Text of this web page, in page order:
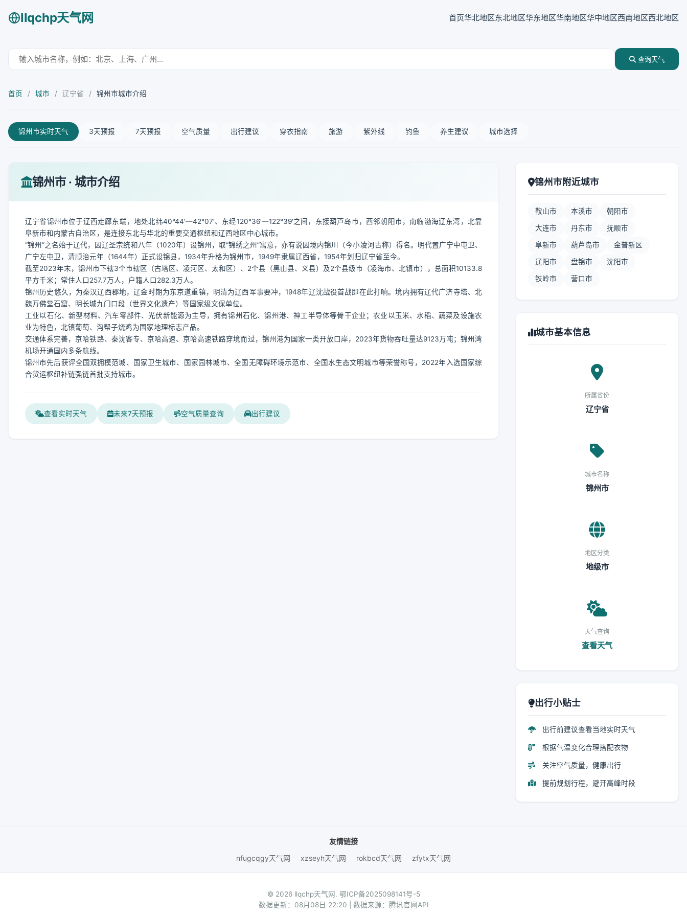
llqchp天气网 首页华北地区东北地区华东地区华南地区华中地区西南地区西北地区
查询天气
首页 / 城市 / 辽宁省 / 锦州市城市介绍
锦州市实时天气 3天预报 7天预报 空气质量 出行建议 穿衣指南 旅游 紫外线 钓鱼 养生建议 城市选择
锦州市 · 城市介绍
辽宁省锦州市位于辽西走廊东端，地处北纬40°44′—42°07′、东经120°36′—122°39′之间，东接葫芦岛市，西邻朝阳市，南临渤海辽东湾，北靠
阜新市和内蒙古自治区，是连接东北与华北的重要交通枢纽和辽西地区中心城市。
“锦州”之名始于辽代，因辽圣宗统和八年（1020年）设锦州，取“锦绣之州”寓意，亦有说因境内锦川（今小凌河古称）得名。明代置广宁中屯卫、
广宁左屯卫，清顺治元年（1644年）正式设锦县，1934年升格为锦州市，1949年隶属辽西省，1954年划归辽宁省至今。
截至2023年末，锦州市下辖3个市辖区（古塔区、凌河区、太和区）、2个县（黑山县、义县）及2个县级市（凌海市、北镇市），总面积10133.8
平方千米；常住人口257.7万人，户籍人口282.3万人。
锦州历史悠久，为秦汉辽西郡地，辽金时期为东京道重镇，明清为辽西军事要冲，1948年辽沈战役首战即在此打响。境内拥有辽代广济寺塔、北
魏万佛堂石窟、明长城九门口段（世界文化遗产）等国家级文保单位。
工业以石化、新型材料、汽车零部件、光伏新能源为主导，拥有锦州石化、锦州港、神工半导体等骨干企业；农业以玉米、水稻、蔬菜及设施农
业为特色，北镇葡萄、沟帮子烧鸡为国家地理标志产品。
交通体系完善，京哈铁路、秦沈客专、京哈高速、京哈高速铁路穿境而过，锦州港为国家一类开放口岸，2023年货物吞吐量达9123万吨；锦州湾
机场开通国内多条航线。
锦州市先后获评全国双拥模范城、国家卫生城市、国家园林城市、全国无障碍环境示范市、全国水生态文明城市等荣誉称号，2022年入选国家综
合货运枢纽补链强链首批支持城市。
查看实时天气 未来7天预报 空气质量查询 出行建议
锦州市附近城市
鞍山市 本溪市 朝阳市
大连市 丹东市 抚顺市
阜新市 葫芦岛市 金普新区
辽阳市 盘锦市 沈阳市
铁岭市 营口市
城市基本信息
所属省份
辽宁省
城市名称
锦州市
地区分类
地级市
天气查询
查看天气
出行小贴士
出行前建议查看当地实时天气
根据气温变化合理搭配衣物
关注空气质量，健康出行
提前规划行程，避开高峰时段
友情链接
nfugcqgy天气网
xzseyh天气网 rokbcd天气网 zfytx天气网
© 2026 llqchp天气网. 鄂ICP备2025098141号-5
数据更新：08月08日 22:20 | 数据来源：腾讯官网API